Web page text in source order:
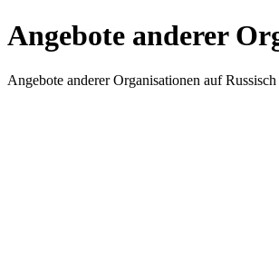
Angebote anderer
Angebote anderer Organisationen auf Russisch